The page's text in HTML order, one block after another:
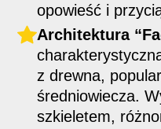
opowieść i
Architektura
z drewna,
średniowiecza.
szkieletem,